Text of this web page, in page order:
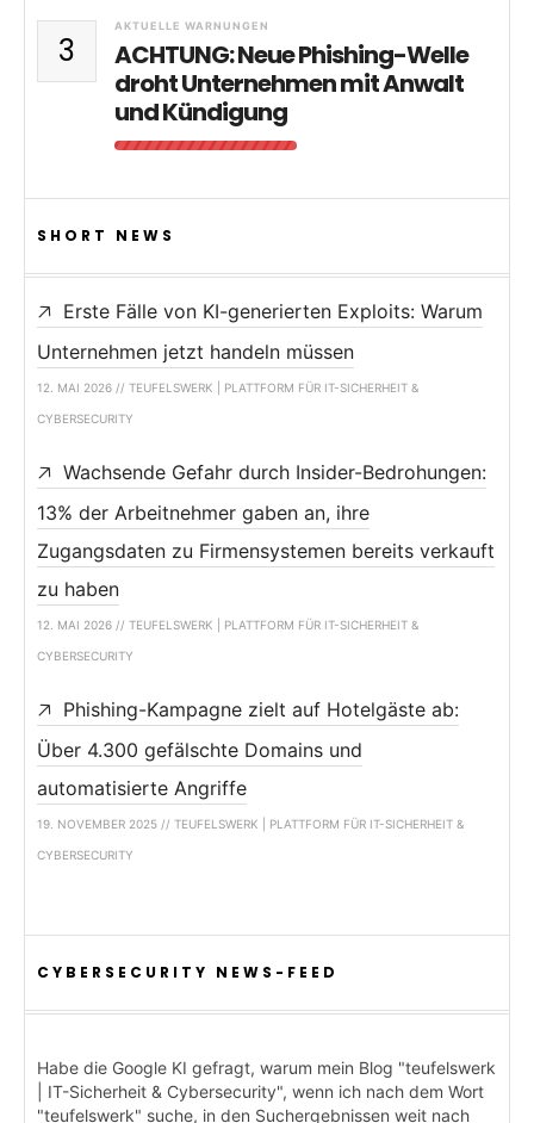
3
AKTUELLE WARNUNGEN
ACHTUNG: Neue Phishing-Welle
droht Unternehmen mit Anwalt
und Kündigung
SHORT NEWS
Erste Fälle von KI-generierten Exploits: Warum
Unternehmen jetzt handeln müssen
12. MAI 2026 // TEUFELSWERK | PLATTFORM FÜR IT-SICHERHEIT &
CYBERSECURITY
Wachsende Gefahr durch Insider-Bedrohungen:
13% der Arbeitnehmer gaben an, ihre
Zugangsdaten zu Firmensystemen bereits verkauft
zu haben
12. MAI 2026 // TEUFELSWERK | PLATTFORM FÜR IT-SICHERHEIT &
CYBERSECURITY
Phishing-Kampagne zielt auf Hotelgäste ab:
Über 4.300 gefälschte Domains und
automatisierte Angriffe
19. NOVEMBER 2025 // TEUFELSWERK | PLATTFORM FÜR IT-SICHERHEIT &
CYBERSECURITY
CYBERSECURITY NEWS-FEED
Habe die Google KI gefragt, warum mein Blog "teufelswerk
| IT-Sicherheit & Cybersecurity", wenn ich nach dem Wort
"teufelswerk" suche, in den Suchergebnissen weit nach